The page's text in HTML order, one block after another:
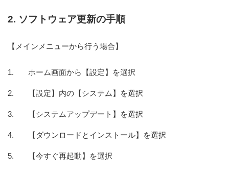
2. ソフトウェア更新の手順
【メインメニューから行う場合】
ホーム画面から【設定】を選択
【設定】内の【システム】を選択
【システムアップデート】を選択
【ダウンロードとインストール】を選択
【今すぐ再起動】を選択